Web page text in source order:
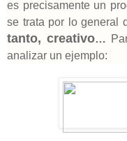
es precisamente un
se trata por lo general
tanto, creativo…
analizar un ejemplo: